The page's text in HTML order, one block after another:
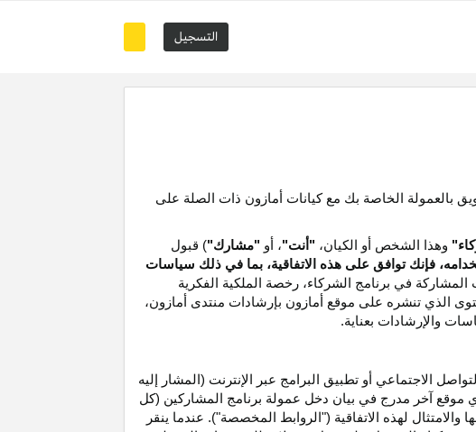
التسجيل
بالعمولة الخاصة بك مع كيانات أمازون ذات الصلة على
وهذا الشخص أو الكيان، "أنت"، أو "مشارك") قبول
فإنك توافق على هذه الاتفاقية، بما في ذلك سياسات
المشاركة في برنامج الشركاء، رخصة الملكية الفكرية
الذي تنشره على موقع أمازون بإرشادات منتدى أمازون،
والإرشادات بعناية.
الاجتماعي أو تطبيق البرامج عبر الإنترنت (المشار إليه
موقع آخر مدرج في بيان دخل عمولة برنامج المشاركين (كل
لهذه الاتفاقية ("الروابط المخصصة"). عندما ينقر